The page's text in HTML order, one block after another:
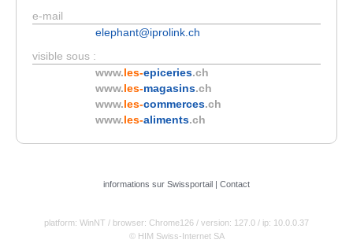
e-mail
elephant@iprolink.ch
visible sous :
www.les-epiceries.ch
www.les-magasins.ch
www.les-commerces.ch
www.les-aliments.ch
informations sur Swissportail | Contact
platform: WinNT / browser: Chrome126 / version: 127.0 / ip: 10.0.0.37
© HIM Swiss-Internet SA